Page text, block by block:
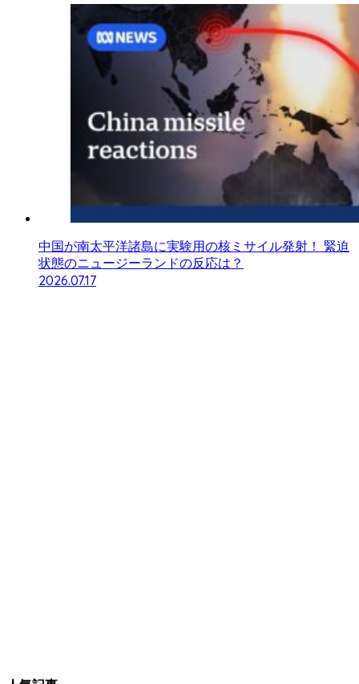
中国が南太平洋諸島に実験用の核ミサイル発射！ 緊迫
状態のニュージーランドの反応は？
2026.07.17